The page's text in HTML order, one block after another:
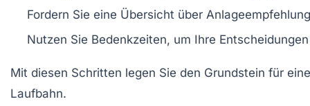
Fordern Sie eine Übersicht über
Nutzen Sie Bedenkzeiten, um Ihre
Mit diesen Schritten legen Sie den Grundstein für
Laufbahn.